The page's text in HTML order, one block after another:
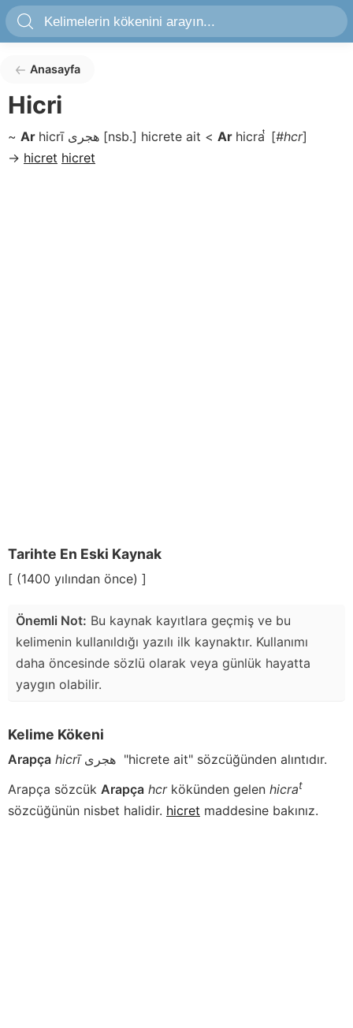
Anasayfa
Hicri
~ Ar hicrī [nsb.] hicrete ait < Ar hicra ͭ [#hcr]
→ hicret hicret
Tarihte En Eski Kaynak
[ (1400 yılından önce) ]
Önemli Not: Bu kaynak kayıtlara geçmiş ve bu
kelimenin kullanıldığı yazılı ilk kaynaktır. Kullanımı
daha öncesinde sözlü olarak veya günlük hayatta
yaygın olabilir.
Kelime Kökeni
Arapça hicrī
"hicrete ait" sözcüğünden alıntıdır.
Arapça sözcük Arapça hcrkökünden gelen hicrat
sözcüğünün nisbet halidir. hicret maddesine bakınız.